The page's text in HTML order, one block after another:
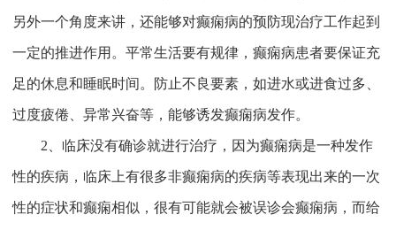
另外一个角度来讲，还能够对癫痫病的预防现治疗工作起到
一定的推进作用。平常生活要有规律，癫痫病患者要保证充
足的休息和睡眠时间。防止不良要素，如进水或进食过多、
过度疲倦、异常兴奋等，能够诱发癫痫病发作。
2、临床没有确诊就进行治疗，因为癫痫病是一种发作
性的疾病，临床上有很多非癫痫病的疾病等表现出来的一次
性的症状和癫痫相似，很有可能就会被误诊会癫痫病，而给